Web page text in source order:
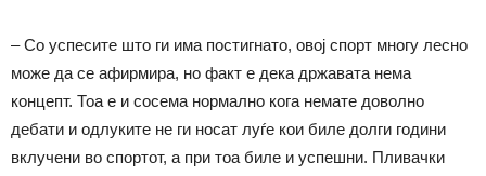
– Со успесите што ги има постигнато, овој спорт многу лесно
може да се афирмира, но факт е дека државата нема
концепт. Тоа е и сосема нормално кога немате доволно
дебати и одлуките не ги носат луѓе кои биле долги години
вклучени во спортот, а при тоа биле и успешни. Пливачки